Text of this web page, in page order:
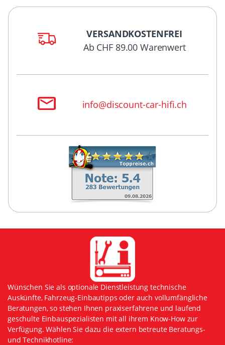
VERSANDKOSTENFREI
Ab CHF 89.00 Warenwert
info@discount-car-hifi.ch
Wünschen Sie als optionale Dienstleistung technische
Auskünfte, Fahrzeug-Einbautipps oder auch vollumfängliche
Beratungen, so stehen Ihnen praxiserfahrene und laufend
geschulte Einbauspezialisten mit all ihrem Know-How zur
Verfügung. Wählen Sie dazu die extern betreute Beratungs-
und Technikhotline: